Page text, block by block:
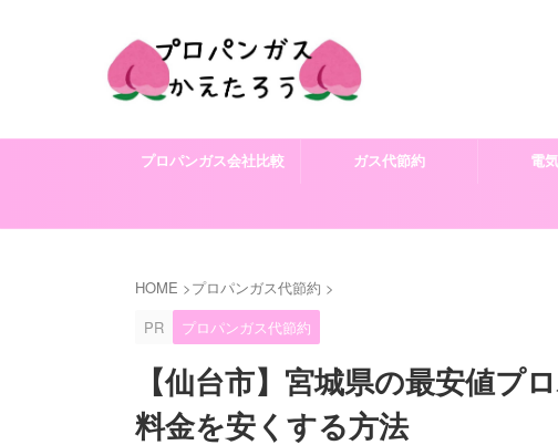
プロパンガス会社比較 ガス代節約 電
HOME >プロパンガス代節約 >
PR
プロパンガス代節約
【仙台市】宮城県の最安値プ
料金を安くする方法